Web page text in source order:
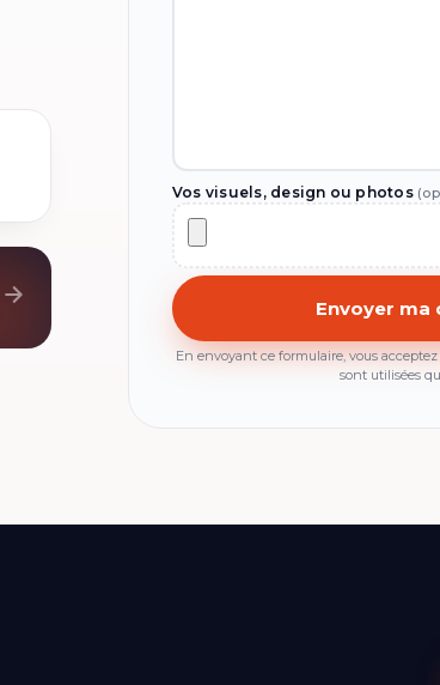
Vos visuels, design ou photos
En envoyant ce formulaire, vous
sont utilisées